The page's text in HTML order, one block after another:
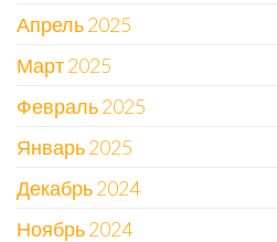
Апрель 2025
Март 2025
Февраль 2025
Январь 2025
Декабрь 2024
Ноябрь 2024